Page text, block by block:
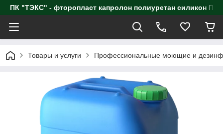
ПК "ТЭКС" - фторопласт капролон полиуретан
Товары и услуги Профессиональные моющие и